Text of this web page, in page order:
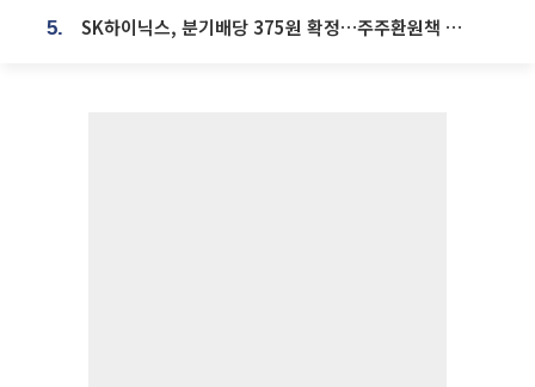
5. SK하이닉스, 분기배당 375원 확정…주주환원책 9월로 앞당겨 발표